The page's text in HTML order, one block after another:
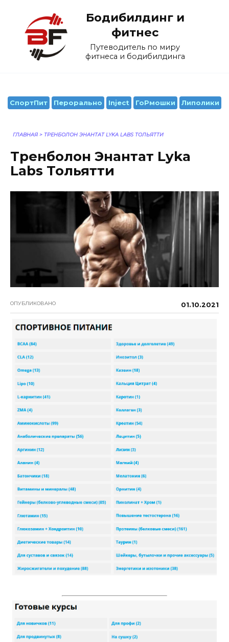
содержанию
Бодибилдинг и
фитнес
Путеводитель по миру
фитнеса и бодибилдинга
СпортПит Перорально Inject ГоРмошки Липолики
ГЛАВНАЯ > ТРЕНБОЛОН ЭНАНТАТ LYKA LABS ТОЛЬЯТТИ
Тренболон Энантат Lyka
Labs Тольятти
ОПУБЛИКОВАНО 01.10.2021